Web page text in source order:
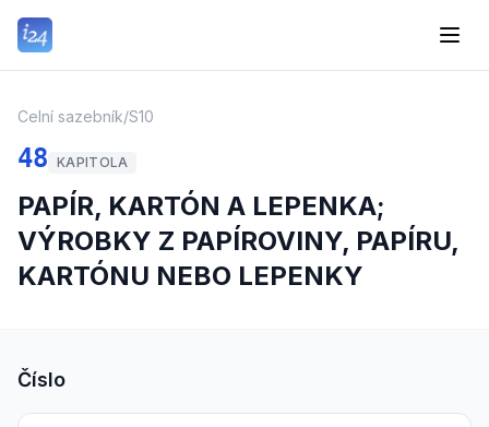
Celní sazebník/S10
48 KAPITOLA
PAPÍR, KARTÓN A LEPENKA;
VÝROBKY Z PAPÍROVINY, PAPÍRU,
KARTÓNU NEBO LEPENKY
Číslo